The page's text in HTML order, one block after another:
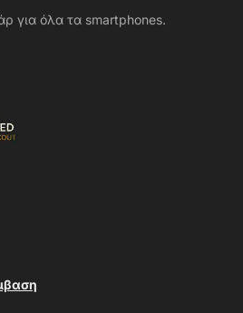
για όλα τα smartphones.